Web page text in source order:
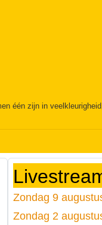
één zijn in
Zondag 9
Zondag 2